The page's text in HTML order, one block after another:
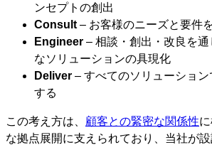
ンセプトの創出
Consult – お客様のニーズと要件
Engineer – 相談・創出・改良を
なソリューションの具現化
Deliver – すべてのソリューショ
する
この考え方は、 顧客との緊密な関係性
な拠点展開に支えられており、当社が